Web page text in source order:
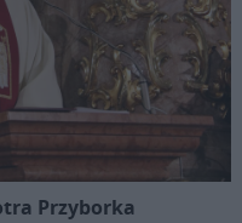
Przyborka